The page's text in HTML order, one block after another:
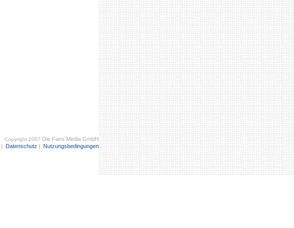
Copyright 2007 Die Fans Media GmbH
| Datenschutz | Nutzungsbedingungen